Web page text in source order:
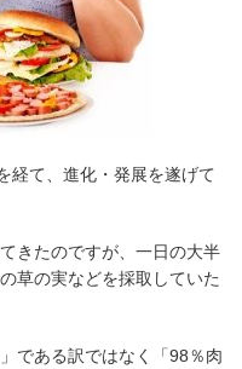
経て、進化・発展を遂げて
きたのですが、一日の大半
草の実などを採取していた
である訳ではなく「98％肉